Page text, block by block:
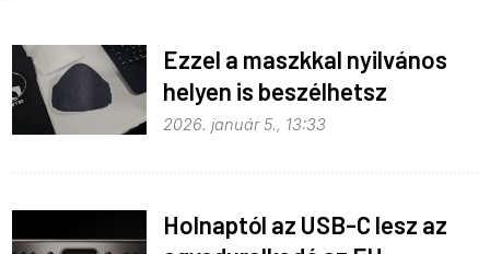
Ezzel a maszkkal nyilvános
helyen is beszélhetsz
hangosan
2026. január 5., 13:33
Holnaptól az USB-C lesz az